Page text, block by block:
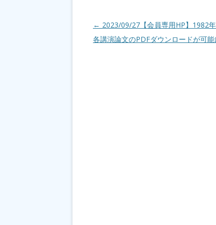
投稿ナビゲーション
← 2023/09/27【会員専用HP】1982
各講演論文のPDFダウンロードが可能